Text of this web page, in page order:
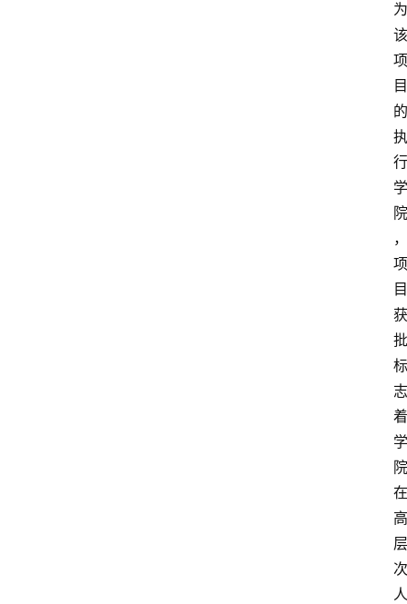
为
该
项
目
的
执
行
学
院
，
项
目
获
批
标
志
着
学
院
在
高
层
次
人